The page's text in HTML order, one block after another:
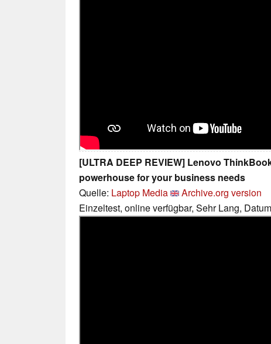
[ULTRA DEEP REVIEW] Lenovo
powerhouse for your business needs
Quelle: Laptop Media
Archive.org version
Einzeltest, online verfügbar, Sehr Lang,